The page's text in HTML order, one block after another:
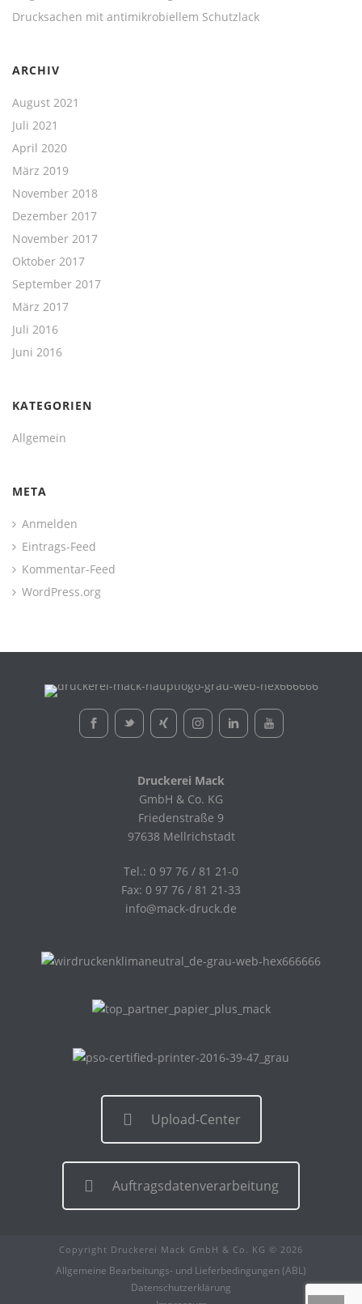
Drucksachen mit antimikrobiellem Schutzlack
ARCHIV
August 2021
Juli 2021
April 2020
März 2019
November 2018
Dezember 2017
November 2017
Oktober 2017
September 2017
März 2017
Juli 2016
Juni 2016
KATEGORIEN
Allgemein
META
Anmelden
Eintrags-Feed
Kommentar-Feed
WordPress.org
Druckerei Mack
GmbH & Co. KG
Friedenstraße 9
97638 Mellrichstadt
Tel.: 0 97 76 / 81 21-0
Fax: 0 97 76 / 81 21-33
info@mack-druck.de
Upload-Center
Auftragsdatenverarbeitung
Copyright Druckerei Mack GmbH & Co. KG © 2026
Allgemeine Bearbeitungs- und Lieferbedingungen (ABL)
Datenschutzerklärung